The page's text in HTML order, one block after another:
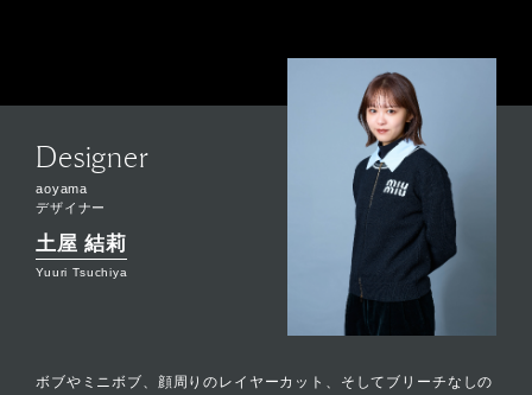
Designer
aoyama
デザイナー
土屋 結莉
Yuuri Tsuchiya
ボブやミニボブ、顔周りのレイヤーカット、そしてブリーチなしの